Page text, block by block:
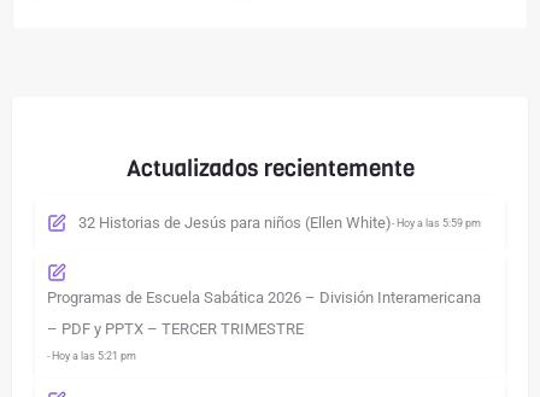
Actualizados recientemente
32 Historias de Jesús para niños (Ellen White)- Hoy a las 5:59 pm
Programas de Escuela Sabática 2026 – División Interamericana
– PDF y PPTX – TERCER TRIMESTRE
- Hoy a las 5:21 pm